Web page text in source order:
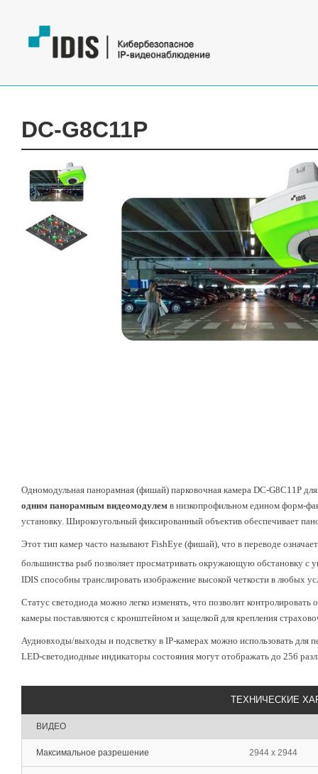
DC-G8C11P
Одномодульная панорамная (фишай) парковочная камера DC-G8C11P
одним панорамным видеомодулем в низкопрофильном едином форм-
установку. Широкоугольный фиксированный объектив обеспечивает
Этот тип камер часто называют FishEye (фишай), что в переводе
большинства рыб позволяет просматривать окружающую обстановку с
IDIS способны транслировать изображение высокой четкости в любых
Статус светодиода можно легко изменять, что позволит
камеры поставляются с кронштейном и защелкой для крепления
Аудиовходы/выходы и подсветку в IP-камерах можно использовать для
LED-светодиодные индикаторы состояния могут отображать до 256
ТЕХНИЧЕСКИЕ
ВИДЕО
Максимальное разрешение 2944 x 2944